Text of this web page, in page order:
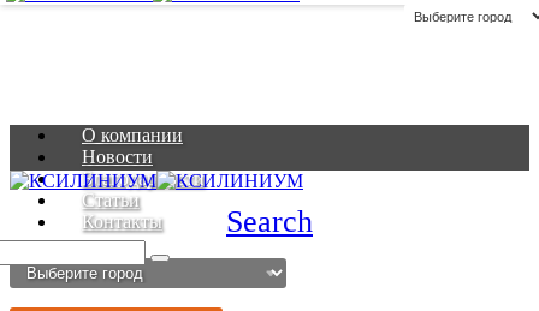
О компании
Новости
Благодарности
Статьи
Контакты
Search